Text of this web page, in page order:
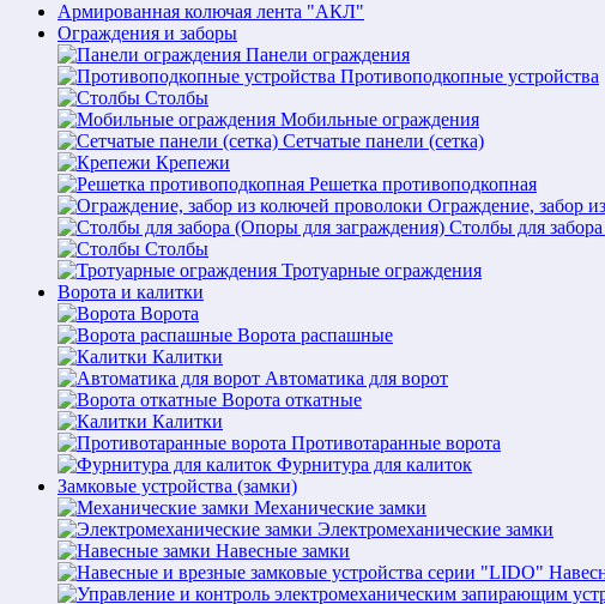
Армированная колючая лента "АКЛ"
Ограждения и заборы
Панели ограждения
Противоподкопные устройства
Столбы
Мобильные ограждения
Сетчатые панели (сетка)
Крепежи
Решетка противоподкопная
Ограждение, забор
Столбы для
Столбы
Тротуарные ограждения
Ворота и калитки
Ворота
Ворота распашные
Калитки
Автоматика для ворот
Ворота откатные
Калитки
Противотаранные ворота
Фурнитура для калиток
Замковые устройства (замки)
Механические замки
Электромеханические замки
Навесные замки